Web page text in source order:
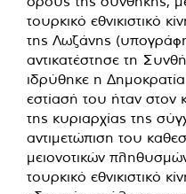
τουρκικό εθνικιστικό
της Λωζάνης
αντικατέστησε τη
ιδρύθηκε η
εστίασή του ήταν
της κυριαρχίας της
αντιμετώπιση του
μειονοτικών
τουρκικό εθνικιστικό